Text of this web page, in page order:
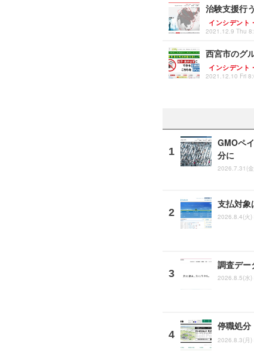
治験支援行
インシデント
2021.12.9 Thu
西宮市のグ
インシデント
2021.12.10 Fri
GMOペ
分に
2026.7.31(
支払対象
2026.8.4(火)
調査デー
2026.8.5(水)
停職処分
2026.8.3(月)